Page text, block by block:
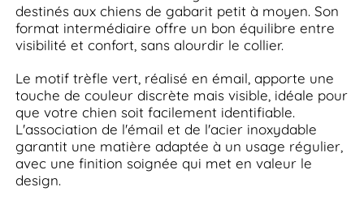
destinés aux chiens de gabarit petit à moyen. Son
format intermédiaire offre un bon équilibre entre
visibilité et confort, sans alourdir le collier.
Le motif trèfle vert, réalisé en émail, apporte une
touche de couleur discrète mais visible, idéale pour
que votre chien soit facilement identifiable.
L'association de l'émail et de l'acier inoxydable
garantit une matière adaptée à un usage régulier,
avec une finition soignée qui met en valeur le
design.